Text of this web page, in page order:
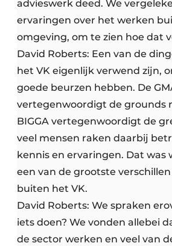
advieswerk deed. We
ervaringen over het werken
omgeving, om te zien hoe dat
David Roberts: Een van de
het VK eigenlijk verwend zijn,
goede beurzen hebben. De
vertegenwoordigt de grounds
BIGGA vertegenwoordigt de
veel mensen raken daarbij
kennis en ervaringen. Dat was
een van de grootste
buiten het VK.
David Roberts: We spraken
iets doen? We vonden allebei
de sector werken en veel van